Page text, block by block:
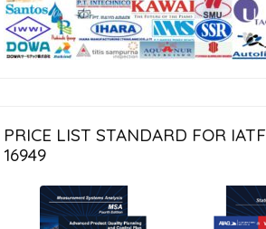
PRICE LIST STANDARD FOR IATF
16949